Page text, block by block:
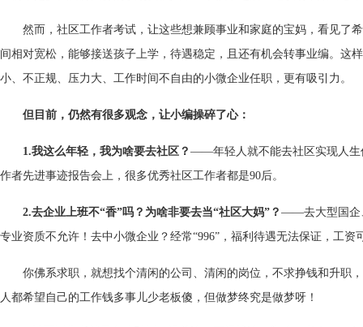
然而，社区工作者考试，让这些想兼顾事业和家庭的宝妈，看见了
间相对宽松，能够接送孩子上学，待遇稳定，且还有机会转事业编。这
小、不正规、压力大、工作时间不自由的小微企业任职，更有吸引力。
但目前，仍然有很多观念，让小编操碎了心：
1.我这么年轻，我为啥要去社区？ ——年轻人就不能去社区实现人生
作者先进事迹报告会上，很多优秀社区工作者都是90后。
2.去企业上班不“香”吗？为啥非要去当“社区大妈”？ ——去大型国企
专业资质不允许！去中小微企业？经常“996”，福利待遇无法保证，工资
你佛系求职，就想找个清闲的公司、清闲的岗位，不求挣钱和升职
人都希望自己的工作钱多事儿少老板傻，但做梦终究是做梦呀！